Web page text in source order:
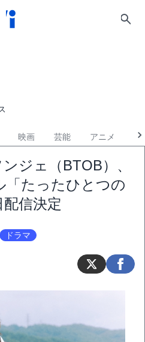
映画 芸能 アニメ
ジェ（BTOB）、
「たったひとつの
信決定
ドラマ